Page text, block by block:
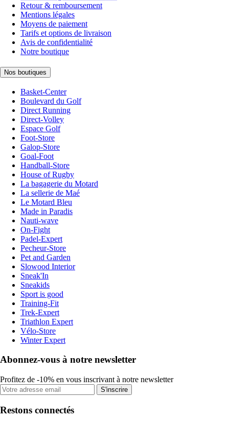
Retour & remboursement
Mentions légales
Moyens de paiement
Tarifs et options de livraison
Avis de confidentialité
Notre boutique
Nos boutiques
Basket-Center
Boulevard du Golf
Direct Running
Direct-Volley
Espace Golf
Foot-Store
Galop-Store
Goal-Foot
Handball-Store
House of Rugby
La bagagerie du Motard
La sellerie de Maé
Le Motard Bleu
Made in Paradis
Nauti-wave
On-Fight
Padel-Expert
Pecheur-Store
Pet and Garden
Slowood Interior
Sneak'In
Sneakids
Sport is good
Training-Fit
Trek-Expert
Triathlon Expert
Vélo-Store
Winter Expert
Abonnez-vous à notre newsletter
Profitez de -10% en vous inscrivant à notre newsletter
S'inscrire
Restons connectés